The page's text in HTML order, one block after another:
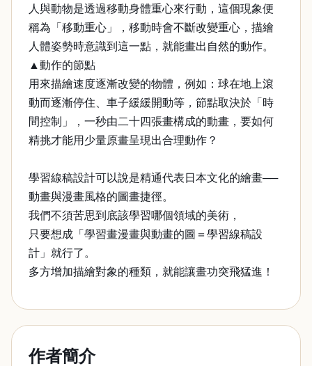
人與動物是透過移動身體重心來行動，這個現象便
稱為「移動重心」，移動時會不斷改變重心，描繪
人體姿勢時意識到這一點，就能畫出自然的動作。
▲動作的節點
用來描繪速度逐漸改變的物體，例如：球在地上滾
動而逐漸停住、車子緩緩開動等，節點取決於「時
間控制」，一秒由二十四張畫構成的動畫，要如何
精挑才能用少量原畫呈現出合理動作？
學習線稿設計可以說是精通代表日本文化的繪畫──
動畫與漫畫風格的圖畫捷徑。
我們不須苦思到底該學習哪個領域的美術，
只要想成「學習畫漫畫與動畫的圖＝學習線稿設
計」就行了。
多方增加描繪對象的種類，就能讓畫功突飛猛進！
作者簡介